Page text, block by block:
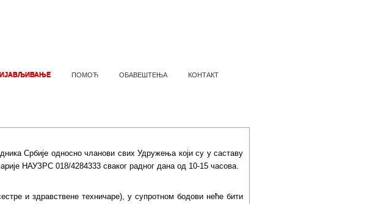
ПОМОЋ ОБАВЕШТЕЊА КОНТАКТ
Србије односно чланови свих Удружења који су у саставу
НАУЗРС 018/4284333 сваког радног дана од 10-15 часова.
и здравствене техничаре), у супротном бодови неће бити